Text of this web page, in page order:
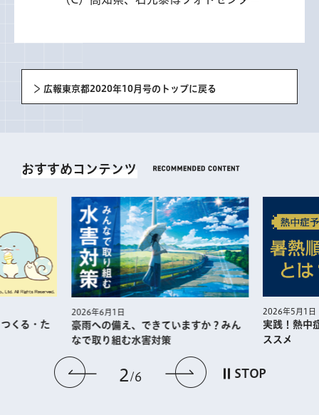
広報東京都2020年10月号のトップに戻る
おすすめコンテンツ
前のスライドを表示
2 6 次のスライドを
STOP
くる・た
2026年6月1日
豪雨への備え、できていますか？みん
なで取り組む水害対策
2026年5月1日
実践！熱中
ススメ